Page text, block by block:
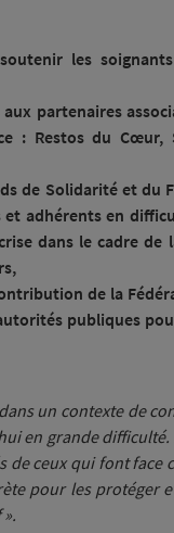
les
partenaires
: Restos du Cœur,
de Solidarité et du
adhérents en
dans le cadre
de la
publiques
un contexte de
en grande
ceux qui font face
pour les protéger